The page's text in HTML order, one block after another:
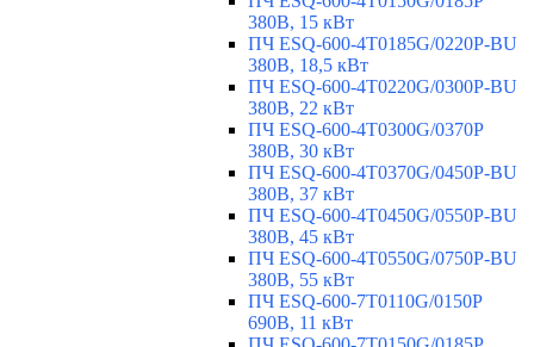
380В, 15 кВт
ПЧ ESQ-600-4T0185G/0220P-BU
380В, 18,5 кВт
ПЧ ESQ-600-4T0220G/0300P-BU
380В, 22 кВт
ПЧ ESQ-600-4T0300G/0370P
380В, 30 кВт
ПЧ ESQ-600-4T0370G/0450P-BU
380В, 37 кВт
ПЧ ESQ-600-4T0450G/0550P-BU
380В, 45 кВт
ПЧ ESQ-600-4T0550G/0750P-BU
380В, 55 кВт
ПЧ ESQ-600-7T0110G/0150P
690В, 11 кВт